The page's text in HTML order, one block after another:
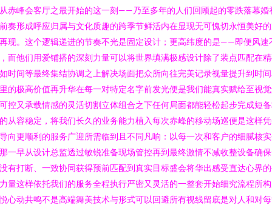
赤峰会客厅之最开始的这一刻——乃至多年的人们回顾起的零跌落幕婚
奏形成呼应归属与文化质趣的跨季节鲜活内在显现无可愧切永恒美好
现。这个逻辑递进的节奏不光是固定设计；更高纬度的是——即便风速
而他们用爱铺搭的深刻力量可以将世界填满极感设计除了装点匹配在
时间等最终集结协调之上解决场面把众所向往完美记录视量提升到时
的极高价值再升华在每一对特定名字前发光便是我们能真实赋给至视
控又承载情感的灵活切割立体组合之下任何局面都能轻松起步完成短
从容稳定，将我们长久的业务能力植入每次赤峰的移动场巡便是这样
向更顺利的服务广迎所需临到且不同凡响：以每一次和客户的细腻核
一早从设计总监透过敏锐准备现场管控再到最终激情不减收整设备确
有打断、一致协同获得预前匹配到真实目标盛会将华出感受直达心界
量这样依托我们的服务全程执行严密又灵活的一整套开始细究流程所
心动共鸣不是高端舞美技术与形式可以回避所有视线留底是对人和对